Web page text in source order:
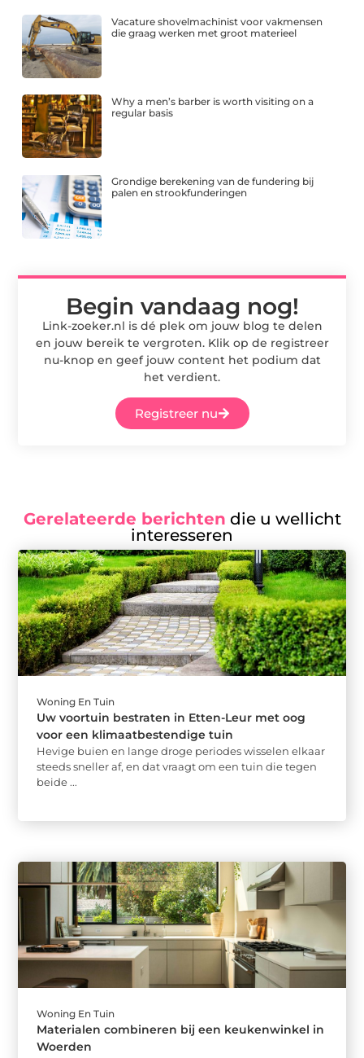
Vacature shovelmachinist voor vakmensen
die graag werken met groot materieel
Why a men’s barber is worth visiting on a
regular basis
Grondige berekening van de fundering bij
palen en strookfunderingen
Begin vandaag nog!
Link-zoeker.nl is dé plek om jouw blog te delen
en jouw bereik te vergroten. Klik op de registreer
nu-knop en geef jouw content het podium dat
het verdient.
Registreer nu
Gerelateerde berichten die u wellicht
interesseren
Woning En Tuin
Uw voortuin bestraten in Etten-Leur met oog
voor een klimaatbestendige tuin
Hevige buien en lange droge periodes wisselen elkaar
steeds sneller af, en dat vraagt om een tuin die tegen
beide ...
Woning En Tuin
Materialen combineren bij een keukenwinkel in
Woerden